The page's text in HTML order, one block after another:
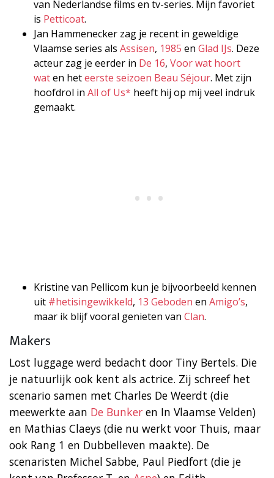
van Nederlandse films en tv-series. Mijn favoriet
is Petticoat.
Jan Hammenecker zag je recent in geweldige
Vlaamse series als Assisen, 1985 en Glad IJs. Deze
acteur zag je eerder in De 16, Voor wat hoort
waten heteerste seizoen Beau Séjour. Met zijn
hoofdrol in All of Us* heeft hij op mij veel indruk
gemaakt.
Kristine van Pellicom kun je bijvoorbeeld kennen
uit #hetisingewikkeld, 13 Geboden en Amigo’s,
maar ik blijf vooral genieten van Clan.
Makers
Lost luggage werd bedacht door Tiny Bertels. Die
je natuurlijk ook kent als actrice. Zij schreef het
scenario samen met Charles De Weerdt (die
meewerkte aan De Bunker en In Vlaamse Velden)
en Mathias Claeys (die nu werkt voor Thuis, maar
ook Rang 1 en Dubbelleven maakte). De
scenaristen Michel Sabbe, Paul Piedfort (die je